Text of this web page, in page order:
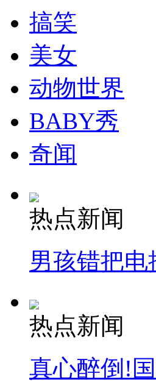
搞笑
美女
动物世界
BABY秀
奇闻
热点新闻
男孩错把电
热点新闻
真心醉倒!